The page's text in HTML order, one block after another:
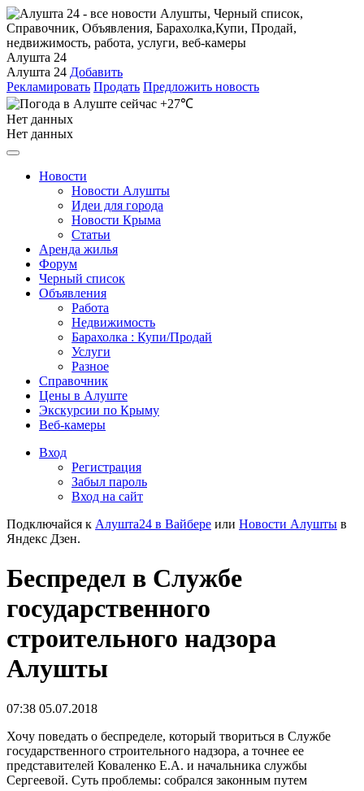
Алушта 24
Алушта 24 Добавить
Рекламировать Продать Предложить новость
+27℃
Нет данных
Нет данных
Новости
Новости Алушты
Идеи для города
Новости Крыма
Статьи
Аренда жилья
Форум
Черный список
Объявления
Работа
Недвижимость
Барахолка : Купи/Продай
Услуги
Разное
Справочник
Цены в Алуште
Экскурсии по Крыму
Веб-камеры
Вход
Регистрация
Забыл пароль
Вход на сайт
Подключайся к Алушта24 в Вайбере или Новости Алушты в
Яндекс Дзен.
Беспредел в Службе
государственного
строительного надзора
Алушты
07:38 05.07.2018
Хочу поведать о беспределе, который твориться в Службе
государственного строительного надзора, а точнее ее
представителей Коваленко Е.А. и начальника службы
Сергеевой. Суть проблемы: собрался законным путем